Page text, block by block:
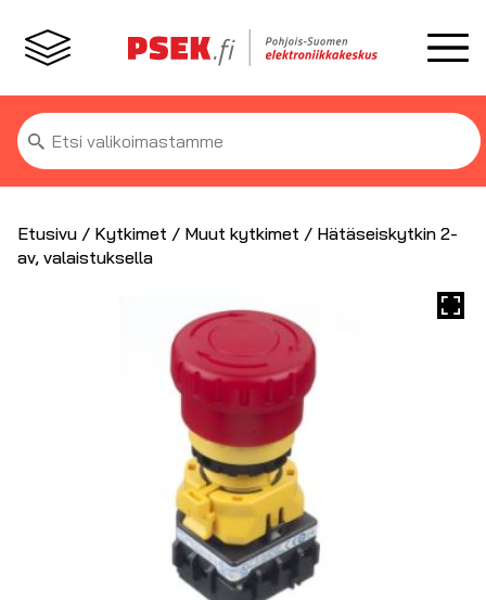
Etsi:
Etusivu / Kytkimet / Muut kytkimet / Hätäseiskytkin 2-
av, valaistuksella